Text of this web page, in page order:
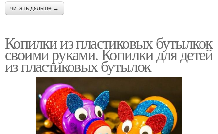
читать дальше →
Копилки из пластиковых бутылкок
своими руками. Копилки для детей
из пластиковых бутылок